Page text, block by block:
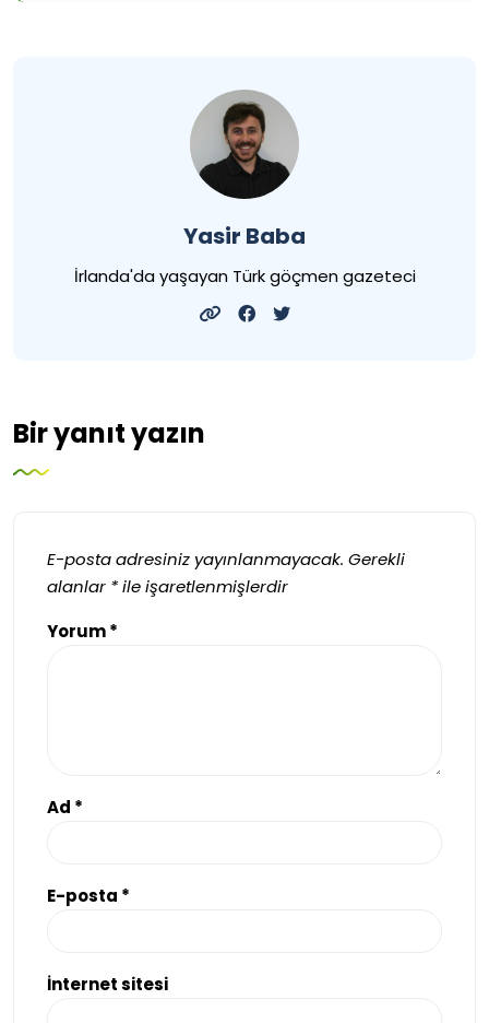
Yasir Baba
İrlanda'da yaşayan Türk göçmen gazeteci
Bir yanıt yazın
E-posta adresiniz yayınlanmayacak. Gerekli
alanlar *ile işaretlenmişlerdir
Yorum*
Ad *
E-posta *
İnternet sitesi